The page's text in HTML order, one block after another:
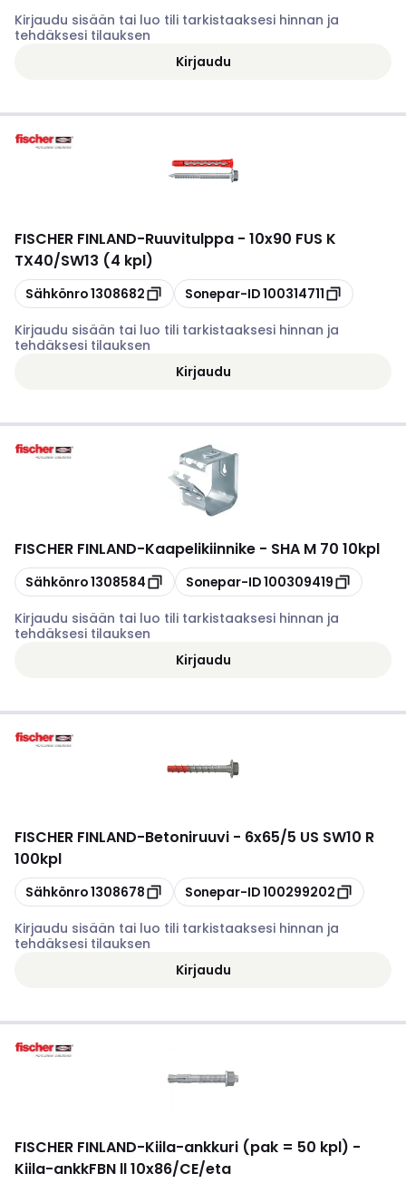
Kirjaudu sisään tai luo tili tarkistaaksesi hinnan ja
tehdäksesi tilauksen
Kirjaudu
FISCHER FINLAND-Ruuvitulppa - 10x90 FUS K
TX40/SW13 (4 kpl)
Kopioi
Sähkönro1308682 Kopioi
Sonepar-ID100314711
Kirjaudu sisään tai luo tili tarkistaaksesi hinnan ja
tehdäksesi tilauksen
Kirjaudu
FISCHER FINLAND-Kaapelikiinnike - SHA M 70 10kpl
Kopioi
Sähkönro1308584 Kopioi
Sonepar-ID100309419
Kirjaudu sisään tai luo tili tarkistaaksesi hinnan ja
tehdäksesi tilauksen
Kirjaudu
FISCHER FINLAND-Betoniruuvi - 6x65/5 US SW10 R
100kpl
Kopioi
Sähkönro1308678 Kopioi
Sonepar-ID100299202
Kirjaudu sisään tai luo tili tarkistaaksesi hinnan ja
tehdäksesi tilauksen
Kirjaudu
FISCHER FINLAND-Kiila-ankkuri (pak = 50 kpl) -
Kiila-ankkFBN ll 10x86/CE/eta